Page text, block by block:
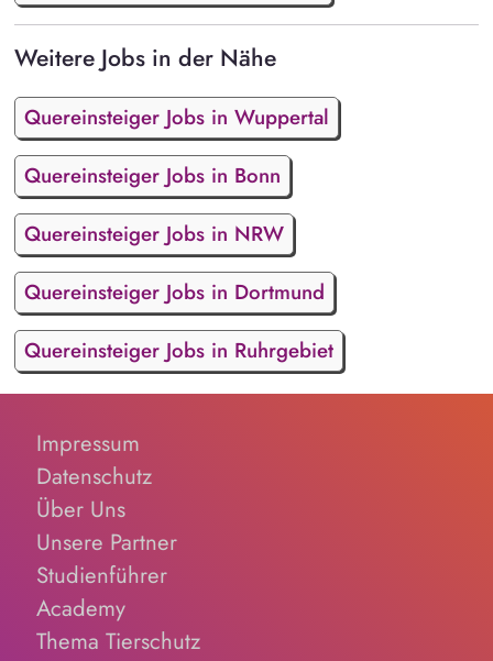
Weitere Jobs in der Nähe
Quereinsteiger Jobs in Wuppertal
Quereinsteiger Jobs in Bonn
Quereinsteiger Jobs in NRW
Quereinsteiger Jobs in Dortmund
Quereinsteiger Jobs in Ruhrgebiet
Impressum
Datenschutz
Über Uns
Unsere Partner
Studienführer
Academy
Thema Tierschutz